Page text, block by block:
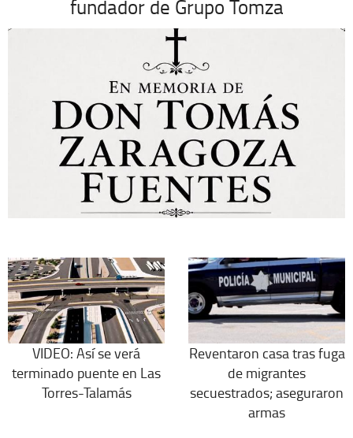
fundador de Grupo Tomza
VIDEO: Así se verá
terminado puente en Las
Torres-Talamás
Reventaron casa tras fuga
de migrantes
secuestrados; aseguraron
armas